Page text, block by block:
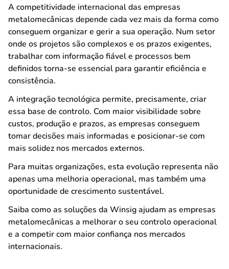
A competitividade internacional das empresas
metalomecânicas depende cada vez mais da forma como
conseguem organizar e gerir a sua operação. Num setor
onde os projetos são complexos e os prazos exigentes,
trabalhar com informação fiável e processos bem
definidos torna-se essencial para garantir eficiência e
consistência.
A integração tecnológica permite, precisamente, criar
essa base de controlo. Com maior visibilidade sobre
custos, produção e prazos, as empresas conseguem
tomar decisões mais informadas e posicionar-se com
mais solidez nos mercados externos.
Para muitas organizações, esta evolução representa não
apenas uma melhoria operacional, mas também uma
oportunidade de crescimento sustentável.
Saiba como as soluções da Winsig ajudam as empresas
metalomecânicas a melhorar o seu controlo operacional
e a competir com maior confiança nos mercados
internacionais.